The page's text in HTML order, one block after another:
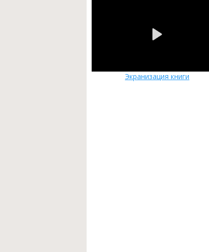
Экранизация книги